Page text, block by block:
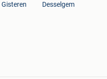
Gisteren Desselgem